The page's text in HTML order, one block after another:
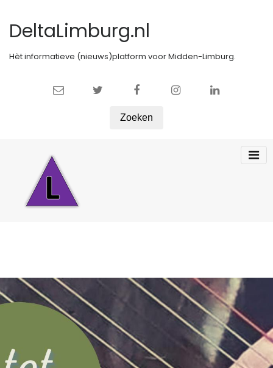
DeltaLimburg.nl
Hèt informatieve (nieuws)platform voor Midden-Limburg.
Zoeken